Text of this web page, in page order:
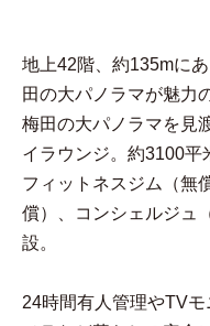
地上42階、約135mに
田の大パノラマが魅力
梅田の大パノラマを見
イラウンジ。約3100平
フィットネスジム（無
償）、コンシェルジュ
設。
24時間有人管理やTV